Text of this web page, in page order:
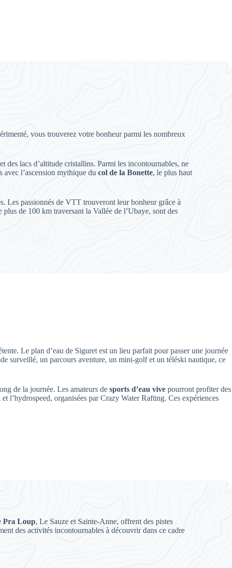
vous trouverez votre bonheur parmi les nombreux
des lacs d’altitude cristallins. Parmi les incontournables, ne
avec l’ascension mythique ducol de la Bonette, le plus haut
Les passionnés de VTT trouveront leur bonheur grâce à
plus de 100 km traversant la Vallée de l’Ubaye, sont des
Le plan d’eau de Siguret est un lieu parfait pour passer une journée
surveillé, un parcours aventure, un mini-golf et un téléski nautique, ce
de la journée. Les amateurs desports d’eau vive pourront profiter des
l’hydrospeed, organisées par Crazy Water Rafting. Ces expériences
Pra Loup, Le Sauze et Sainte-Anne, offrent des pistes
des activités incontournables à découvrir dans ce cadre